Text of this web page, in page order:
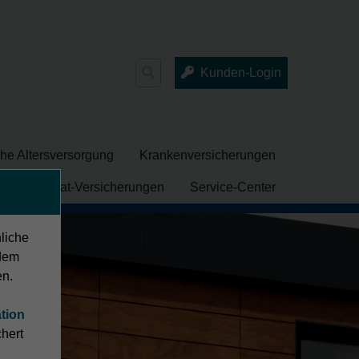
Kunden-Login
Altersversorgung Krankenversicherungen
Privat-Versicherungen Service-Center